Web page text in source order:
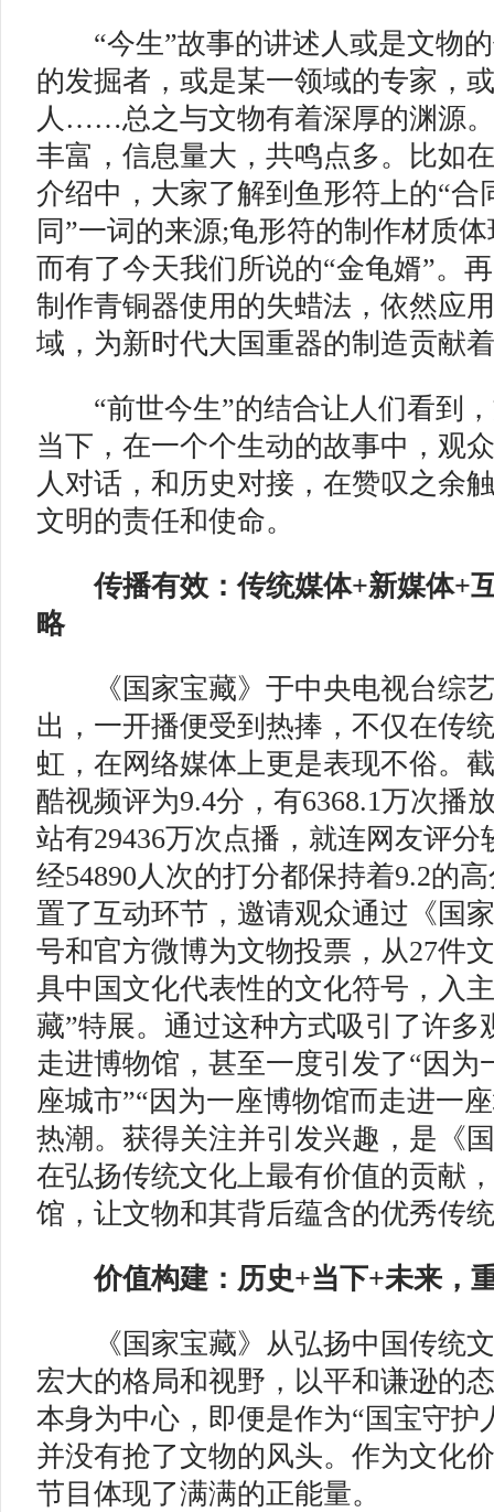
“今生”故事的讲述人或是文物的
的发掘者，或是某一领域的专家，
人……总之与文物有着深厚的渊源
丰富，信息量大，共鸣点多。比如
介绍中，大家了解到鱼形符上的“合
同”一词的来源;龟形符的制作材质
而有了今天我们所说的“金龟婿”。
制作青铜器使用的失蜡法，依然应
域，为新时代大国重器的制造贡献
“前世今生”的结合让人们看到，
当下，在一个个生动的故事中，观
人对话，和历史对接，在赞叹之余
文明的责任和使命。
传播有效：传统媒体+新媒体+
略
《国家宝藏》于中央电视台综艺
出，一开播便受到热捧，不仅在传
虹，在网络媒体上更是表现不俗。
酷视频评为9.4分，有6368.1万次播
站有29436万次点播，就连网友评
经54890人次的打分都保持着9.2的
置了互动环节，邀请观众通过《国
号和官方微博为文物投票，从27件
具中国文化代表性的文化符号，入
藏”特展。通过这种方式吸引了许多
走进博物馆，甚至一度引发了“因为
座城市”“因为一座博物馆而走进一
热潮。获得关注并引发兴趣，是《
在弘扬传统文化上最有价值的贡献
馆，让文物和其背后蕴含的优秀传
价值构建：历史+当下+未来，
《国家宝藏》从弘扬中国传统文
宏大的格局和视野，以平和谦逊的
本身为中心，即便是作为“国宝守护
并没有抢了文物的风头。作为文化
节目体现了满满的正能量。